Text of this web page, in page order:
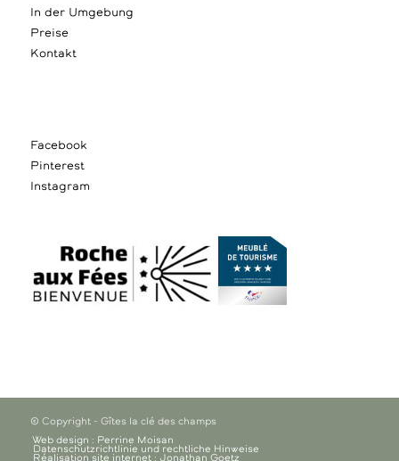
In der Umgebung
Preise
Kontakt
Facebook
Pinterest
Instagram
© Copyright - Gîtes la clé des champs
Web design : Perrine Moisan
Datenschutzrichtlinie und rechtliche Hinweise
Réalisation site internet : Jonathan Goetz